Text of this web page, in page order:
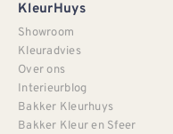
KleurHuys
Showroom
Kleuradvies
Over ons
Interieurblog
Bakker Kleurhuys
Bakker Kleur en Sfeer